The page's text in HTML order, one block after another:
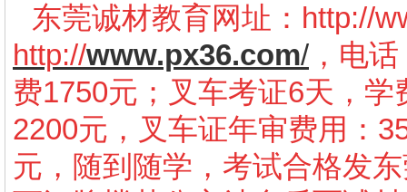
东莞诚材教育网址： http://
http://www.px36.com/ ，电
费1750元；叉车考证6天，
2200元，叉车证年审费用：
元，随到随学，考试合格发